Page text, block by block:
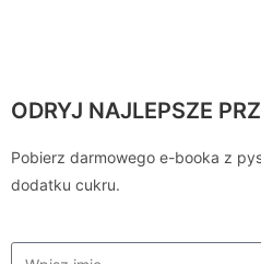
ODRYJ NAJLEPSZE
Pobierz darmowego e-booka z
dodatku cukru.